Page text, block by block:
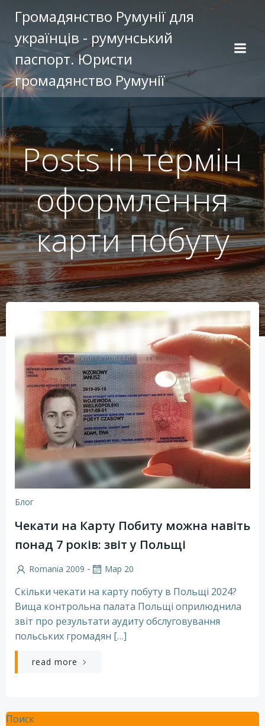
к
содержимому
Громадянство Румунії для
українців - румунський
паспорт. Юристи
громадянство Румунії
Posts in термін
оформлення
карти побуту
Блог
Чекати на Карту Побиту можна навіть
понад 7 років: звіт у Польщі
Romania 2009 - Мар 20
Скільки чекати на карту побуту в Польщі 2024?
Вища контрольна палата Польщі оприлюднила
звіт про результати аудиту обслуговування
польських громадян […]
read more
Поиск